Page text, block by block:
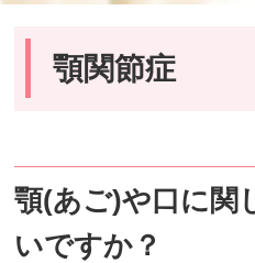
顎関節症
顎(あご)や口に関
いですか？